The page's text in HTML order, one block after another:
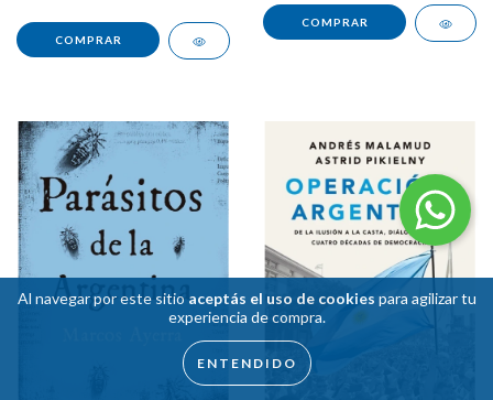
Al navegar por este sitio aceptás el uso de cookies para agilizar tu
experiencia de compra.
ENTENDIDO